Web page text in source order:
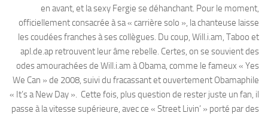
en avant, et la sexy Fergie se déhanchant. Pour le moment,
officiellement consacrée à sa « carrière solo », la chanteuse laisse
les coudées franches à ses collègues. Du coup, Will.i.am, Taboo et
apl.de.ap retrouvent leur âme rebelle. Certes, on se souvient des
odes amourachées de Will.i.am à Obama, comme le fameux « Yes
We Can » de 2008, suivi du fracassant et ouvertement Obamaphile
« It’s a New Day ». Cette fois, plus question de rester juste un fan, il
passe à la vitesse supérieure, avec ce « Street Livin’ » porté par des